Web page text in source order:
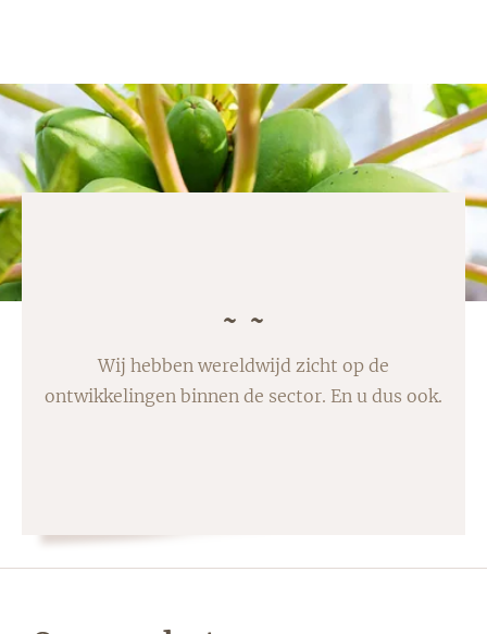
Wij hebben wereldwijd zicht op de
ontwikkelingen binnen de sector. En u dus ook.